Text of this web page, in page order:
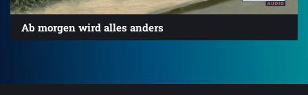
Ab morgen wird alles anders